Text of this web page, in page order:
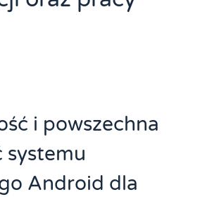
i powszechna
systemu
Android dla